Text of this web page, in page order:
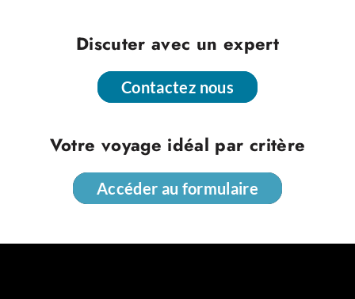
Discuter avec un expert
Contactez nous
Votre voyage idéal par critère
Accéder au formulaire